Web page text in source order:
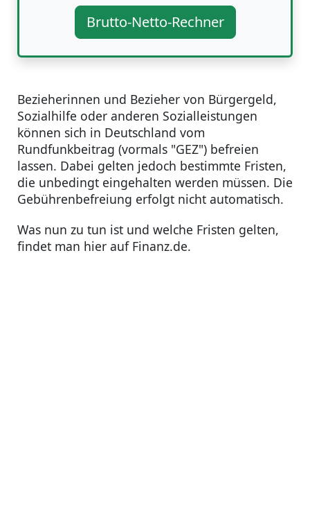
Brutto-Netto-Rechner
Bezieherinnen und Bezieher von Bürgergeld,
Sozialhilfe oder anderen Sozialleistungen
können sich in Deutschland vom
Rundfunkbeitrag (vormals "GEZ") befreien
lassen. Dabei gelten jedoch bestimmte Fristen,
die unbedingt eingehalten werden müssen. Die
Gebührenbefreiung erfolgt nicht automatisch.
Was nun zu tun ist und welche Fristen gelten,
findet man hier auf Finanz.de.